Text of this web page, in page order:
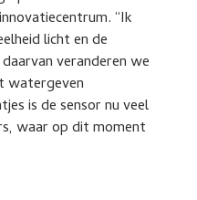
“Ik
licht en de
veranderen we
watergeven
is de sensor nu veel
waar op dit moment